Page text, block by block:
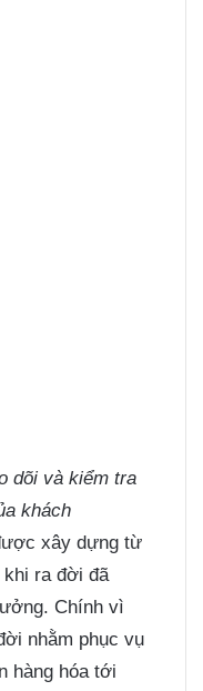
dõi và kiểm tra
khách
xây dựng từ
ra đời đã
Chính vì
nhằm phục vụ
hàng hóa tới